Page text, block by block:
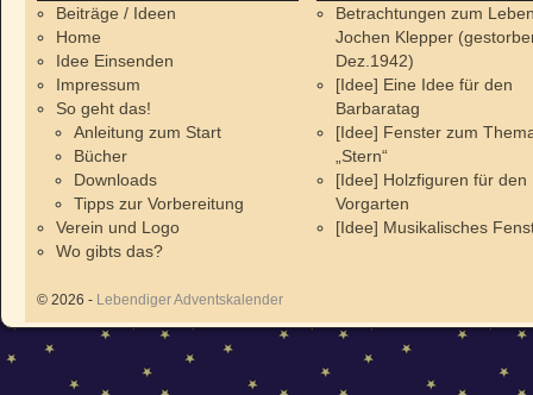
Beiträge / Ideen
Home
Idee Einsenden
Impressum
So geht das!
Anleitung zum Start
Bücher
Downloads
Tipps zur Vorbereitung
Verein und Logo
Wo gibts das?
Betrachtungen zum
Jochen Klepper
Dez.1942)
[Idee] Eine Idee für den
Barbaratag
[Idee] Fenster zum
„Stern“
[Idee] Holzfiguren für den
Vorgarten
[Idee] Musikalisches
© 2026 - Lebendiger Adventskalender